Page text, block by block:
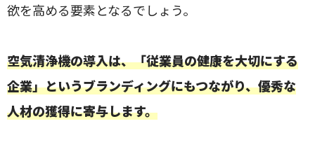
欲を高める要素となるでしょう。
空気清浄機の導入は、「従業員の健康を大切にする
企業」というブランディングにもつながり、優秀な
人材の獲得に寄与します。